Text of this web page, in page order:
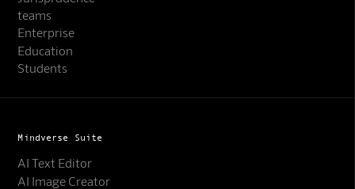
teams
Enterprise
Education
Students
Mindverse Suite
AI Text Editor
AI Image Creator